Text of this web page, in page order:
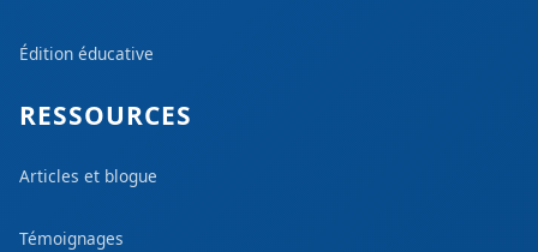
Édition éducative
RESSOURCES
Articles et blogue
Témoignages